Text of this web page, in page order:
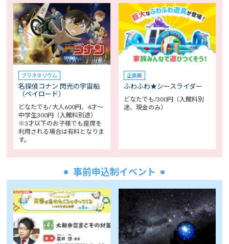
プラネタリウム
名探偵コナン 閃光の宇宙船
（ペイロード）
どなたでも/ 大人600円、4才～
中学生300円（入館料別途）
※3才以下のお子様でも座席を
利用される場合は有料となりま
す。
企画展
ふわふわ★シースライダー
どなたでも/300円（入館料別
途、現金のみ）
事前申込制イベント